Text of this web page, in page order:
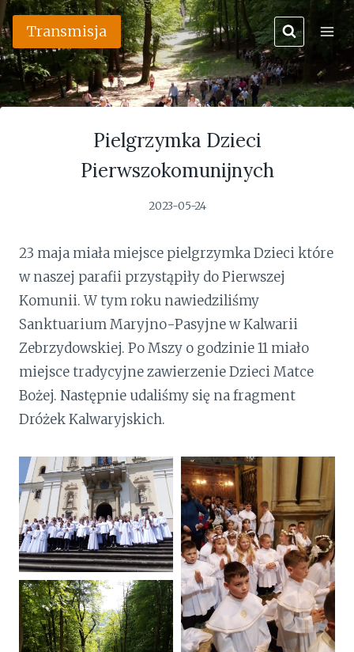
Przejdź
do
treści
Transmisja
Pielgrzymka Dzieci
Pierwszokomunijnych
2023-05-24
23 maja miała miejsce pielgrzymka Dzieci które
w naszej parafii przystąpiły do Pierwszej
Komunii. W tym roku nawiedziliśmy
Sanktuarium Maryjno-Pasyjne w Kalwarii
Zebrzydowskiej. Po Mszy o godzinie 11 miało
miejsce tradycyjne zawierzenie Dzieci Matce
Bożej. Następnie udaliśmy się na fragment
Dróżek Kalwaryjskich.